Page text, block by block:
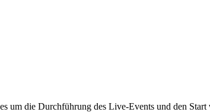
um die Durchführung des Live-Events und den Start